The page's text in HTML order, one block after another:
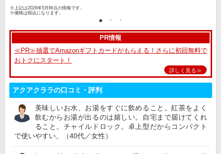
※上記は2026年5月時点の情報です。
※価格は税込になります。
PR情報
≪PR≫抽選でAmazonギフトカードがもらえる！さらに初回無料で
おトクにスタート！
詳しく見る≫
アクアクララの口コミ・評判
美味しいお水、お湯をすぐに飲めること。紅茶をよく
飲むからお湯が出るのは嬉しい。自宅まで届けてくれ
ること。チャイルドロック。卓上型だからコンパクト
で使いやすい。（40代／女性）